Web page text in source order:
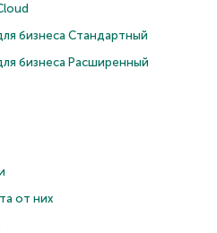
бизнеса Cтандартный
бизнеса Расширенный
от них